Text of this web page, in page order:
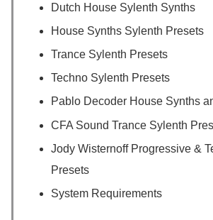
Dutch House Sylenth Synths
House Synths Sylenth Presets
Trance Sylenth Presets
Techno Sylenth Presets
Pablo Decoder House Synths
CFA Sound Trance Sylenth
Jody Wisternoff Progressive &
Presets
System Requirements